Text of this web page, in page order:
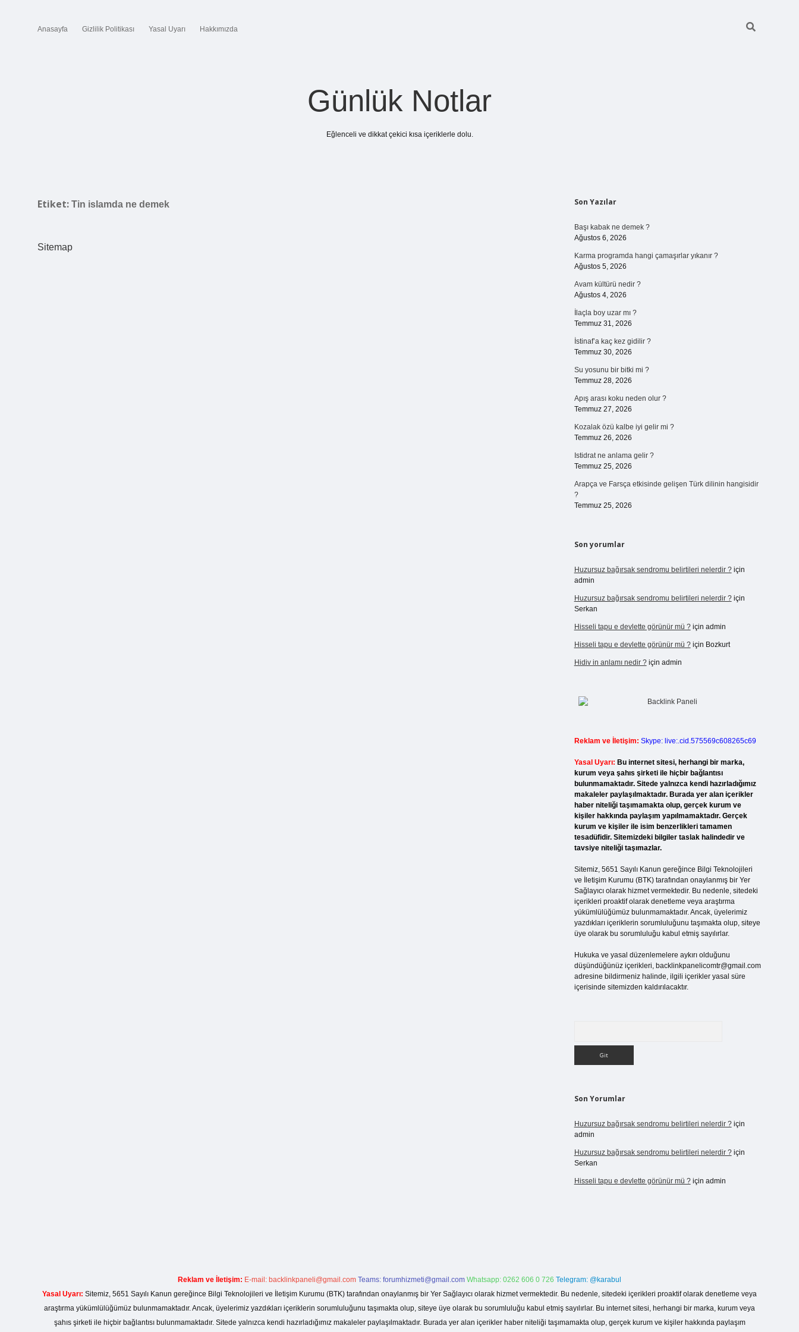
Anasayfa Gizlilik Politikası Yasal Uyarı Hakkımızda
Günlük Notlar
Eğlenceli ve dikkat çekici kısa içeriklerle dolu.
Etiket: Tin islamda ne demek
Sitemap
Sidebar
Son Yazılar
Başı kabak ne demek ?
Ağustos 6, 2026
Karma programda hangi çamaşırlar yıkanır ?
Ağustos 5, 2026
Avam kültürü nedir ?
Ağustos 4, 2026
İlaçla boy uzar mı ?
Temmuz 31, 2026
İstinaf’a kaç kez gidilir ?
Temmuz 30, 2026
Su yosunu bir bitki mi ?
Temmuz 28, 2026
Apış arası koku neden olur ?
Temmuz 27, 2026
Kozalak özü kalbe iyi gelir mi ?
Temmuz 26, 2026
Istidrat ne anlama gelir ?
Temmuz 25, 2026
Arapça ve Farsça etkisinde gelişen Türk dilinin hangisidir
?
Temmuz 25, 2026
Son yorumlar
Huzursuz bağırsak sendromu belirtileri nelerdir ?için
admin
Huzursuz bağırsak sendromu belirtileri nelerdir ?için
Serkan
Hisseli tapu e devlette görünür mü ?için admin
Hisseli tapu e devlette görünür mü ?için Bozkurt
Hidiv in anlamı nedir ?için admin
Reklam ve İletişim: Skype: live:.cid.575569c608265c69
Yasal Uyarı: Bu internet sitesi, herhangi bir marka,
kurum veya şahıs şirketi ile hiçbir bağlantısı
bulunmamaktadır. Sitede yalnızca kendi hazırladığımız
makaleler paylaşılmaktadır. Burada yer alan içerikler
haber niteliği taşımamakta olup, gerçek kurum ve
kişiler hakkında paylaşım yapılmamaktadır. Gerçek
kurum ve kişiler ile isim benzerlikleri tamamen
tesadüfidir. Sitemizdeki bilgiler taslak halindedir ve
tavsiye niteliği taşımazlar.
Sitemiz, 5651 Sayılı Kanun gereğince Bilgi Teknolojileri
ve İletişim Kurumu (BTK) tarafından onaylanmış bir Yer
Sağlayıcı olarak hizmet vermektedir. Bu nedenle, sitedeki
içerikleri proaktif olarak denetleme veya araştırma
yükümlülüğümüz bulunmamaktadır. Ancak, üyelerimiz
yazdıkları içeriklerin sorumluluğunu taşımakta olup, siteye
üye olarak bu sorumluluğu kabul etmiş sayılırlar.
Hukuka ve yasal düzenlemelere aykırı olduğunu
düşündüğünüz içerikleri, backlinkpanelicomtr@gmail.com
adresine bildirmeniz halinde, ilgili içerikler yasal süre
içerisinde sitemizden kaldırılacaktır.
Son Yorumlar
Huzursuz bağırsak sendromu belirtileri nelerdir ?için
admin
Huzursuz bağırsak sendromu belirtileri nelerdir ?için
Serkan
Hisseli tapu e devlette görünür mü ?için admin
Reklam ve İletişim: E-mail: backlinkpaneli@gmail.com Teams: forumhizmeti@gmail.com Whatsapp: 0262 606 0 726 Telegram: @karabul
Yasal Uyarı: Sitemiz, 5651 Sayılı Kanun gereğince Bilgi Teknolojileri ve İletişim Kurumu (BTK) tarafından onaylanmış bir Yer Sağlayıcı olarak hizmet vermektedir. Bu nedenle, sitedeki içerikleri proaktif olarak denetleme veya
araştırma yükümlülüğümüz bulunmamaktadır. Ancak, üyelerimiz yazdıkları içeriklerin sorumluluğunu taşımakta olup, siteye üye olarak bu sorumluluğu kabul etmiş sayılırlar. Bu internet sitesi, herhangi bir marka, kurum veya
şahıs şirketi ile hiçbir bağlantısı bulunmamaktadır. Sitede yalnızca kendi hazırladığımız makaleler paylaşılmaktadır. Burada yer alan içerikler haber niteliği taşımamakta olup, gerçek kurum ve kişiler hakkında paylaşım